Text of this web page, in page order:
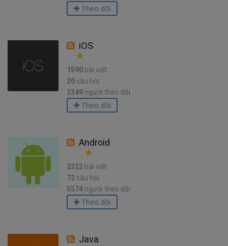
Theo dõi
iOS
1590 bài viết
20 câu hỏi
2349 người theo dõi
Theo dõi
Android
2322 bài viết
72 câu hỏi
5574 người theo dõi
Theo dõi
Java